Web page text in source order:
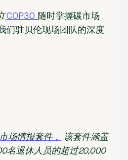
COP30 随时掌握碳市场
们驻贝伦现场团队的深度
场情报套件，
该套件涵盖
名退休人员的超过20,000